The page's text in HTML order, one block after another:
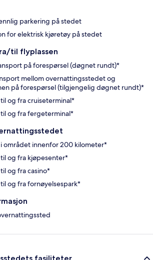
parkering på stedet
for elektrisk kjøretøy på stedet
til flyplassen
på forespørsel (døgnet rundt)*
mellom overnattingsstedet og
på forespørsel (tilgjengelig døgnet rundt)*
og fra cruiseterminal*
og fra fergeterminal*
området innenfor 200 kilometer*
og fra kjøpesenter*
og fra casino*
og fra fornøyelsespark*